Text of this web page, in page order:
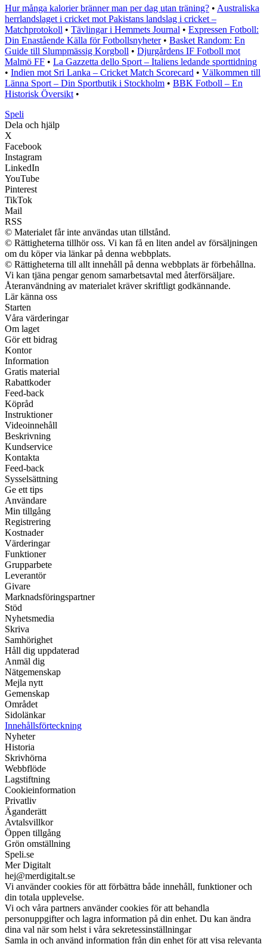
Hur många kalorier bränner man per dag utan träning? • Australiska
herrlandslaget i cricket mot Pakistans landslag i cricket –
Matchprotokoll • Tävlingar i Hemmets Journal • Expressen Fotboll:
Din Enastående Källa för Fotbollsnyheter• Basket Random: En
Guide till Slumpmässig Korgboll • Djurgårdens IF Fotboll mot
Malmö FF • La Gazzetta dello Sport – Italiens ledande sporttidning
• Indien mot Sri Lanka – Cricket Match Scorecard • Välkommen till
Länna Sport – Din Sportbutik i Stockholm • BBK Fotboll – En
Historisk Översikt •
Speli
Dela och hjälp
X
Facebook
Instagram
LinkedIn
YouTube
Pinterest
TikTok
Mail
RSS
© Materialet får inte användas utan tillstånd.
© Rättigheterna tillhör oss. Vi kan få en liten andel av försäljningen
om du köper via länkar på denna webbplats.
© Rättigheterna till allt innehåll på denna webbplats är förbehållna.
Vi kan tjäna pengar genom samarbetsavtal med återförsäljare.
Återanvändning av materialet kräver skriftligt godkännande.
Lär känna oss
Starten
Våra värderingar
Om laget
Gör ett bidrag
Kontor
Information
Gratis material
Rabattkoder
Feed-back
Köpråd
Instruktioner
Videoinnehåll
Beskrivning
Kundservice
Kontakta
Feed-back
Sysselsättning
Ge ett tips
Användare
Min tillgång
Registrering
Kostnader
Värderingar
Funktioner
Grupparbete
Leverantör
Givare
Marknadsföringspartner
Stöd
Nyhetsmedia
Skriva
Samhörighet
Håll dig uppdaterad
Anmäl dig
Nätgemenskap
Mejla nytt
Gemenskap
Området
Sidolänkar
Innehållsförteckning
Nyheter
Historia
Skrivhörna
Webbflöde
Lagstiftning
Cookieinformation
Privatliv
Äganderätt
Avtalsvillkor
Öppen tillgång
Grön omställning
Speli.se
Mer Digitalt
hej@merdigitalt.se
Vi använder cookies för att förbättra både innehåll, funktioner och
din totala upplevelse.
Vi och våra partners använder cookies för att behandla
personuppgifter och lagra information på din enhet. Du kan ändra
dina val när som helst i våra sekretessinställningar
Samla in och använd information från din enhet för att visa relevanta